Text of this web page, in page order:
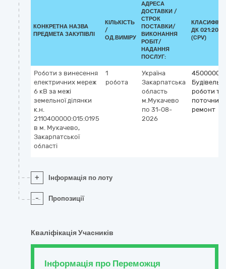
КОНКРЕТНА НАЗВА
ПРЕДМЕТА ЗАКУПІВЛІ
КІЛЬКІСТЬ
/
ОД.ВИМІРУ
АДРЕСА
ДОСТАВКИ /
СТРОК
ПОСТАВКИ/
ВИКОНАННЯ
РОБІТ/
НАДАННЯ
ПОСЛУГ:
ДК 021:2015
(CPV)
Роботи з винесення
електричних мереж
6 кВ за межі
земельної ділянки
к.н.
2110400000:015:0195
в м. Мукачево,
Закарпатської
області
1
робота
Україна
Закарпатська
область
м.Мукачево
по 31-08-
2026
Будівельні
роботи та
поточний
ремонт
+ Інформація по лоту
- Пропозиції
Кваліфікація Учасників
Інформація про Переможця